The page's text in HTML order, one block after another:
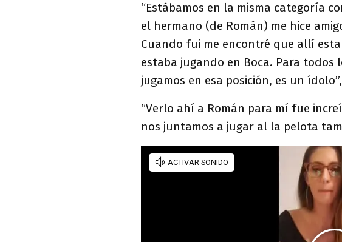
“Estábamos en la misma categoría
el hermano (de Román) me hice
Cuando fui me encontré que allí
estaba jugando en Boca. Para
jugamos en esa posición, es un
“Verlo ahí a Román para mí fue
nos juntamos a jugar al la pelota